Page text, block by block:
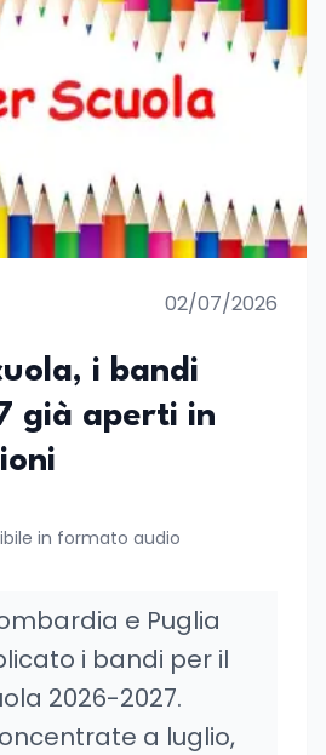
02/07/2026
i bandi
già aperti in
in formato audio
e Puglia
i bandi per il
2026-2027.
a luglio,